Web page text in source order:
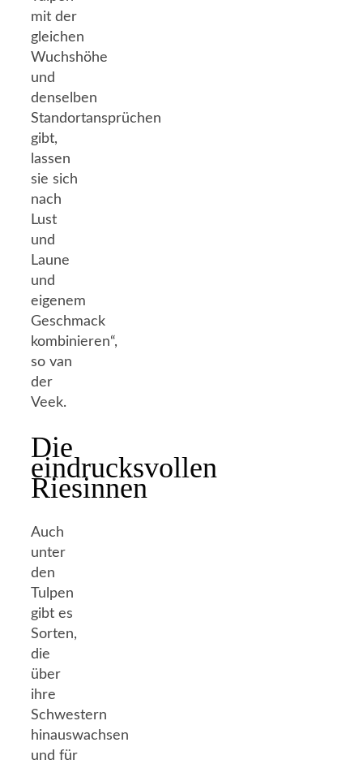
mit der
gleichen
Wuchshöhe
und
denselben
Standortansprüchen
gibt,
lassen
sie sich
nach
Lust
und
Laune
und
eigenem
Geschmack
kombinieren“,
so van
der
Veek.
Die
eindrucksvollen
Riesinnen
Auch
unter
den
Tulpen
gibt es
Sorten,
die
über
ihre
Schwestern
hinauswachsen
und für